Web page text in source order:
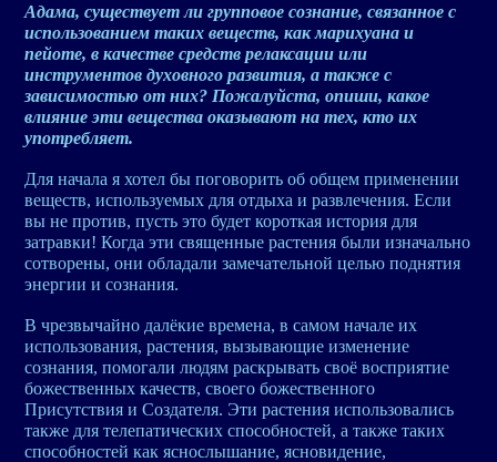
Адама, существует ли групповое сознание, связанное с
использованием таких веществ, как марихуана и
пейоте, в качестве средств релаксации или
инструментов духовного развития, а также с
зависимостью от них? Пожалуйста, опиши, какое
влияние эти вещества оказывают на тех, кто их
употребляет.
Для начала я хотел бы поговорить об общем применении
веществ, используемых для отдыха и развлечения. Если
вы не против, пусть это будет короткая история для
затравки! Когда эти священные растения были изначально
сотворены, они обладали замечательной целью поднятия
энергии и сознания.
В чрезвычайно далёкие времена, в самом начале их
использования, растения, вызывающие изменение
сознания, помогали людям раскрывать своё восприятие
божественных качеств, своего божественного
Присутствия и Создателя. Эти растения использовались
также для телепатических способностей, а также таких
способностей как яснослышание, ясновидение,